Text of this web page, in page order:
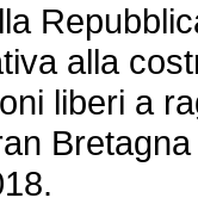
alla
liberi a